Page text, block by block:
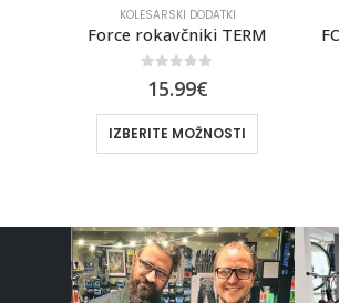
KOLESARSKI DODATKI
29.99€
DODAJ V KOŠARICO